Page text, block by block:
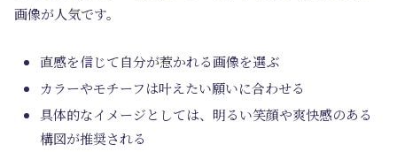
画像が人気です。
直感を信じて自分が惹かれる画像を選ぶ
カラーやモチーフは叶えたい願いに合わせる
具体的なイメージとしては、明るい笑顔や爽快感のある
構図が推奨される